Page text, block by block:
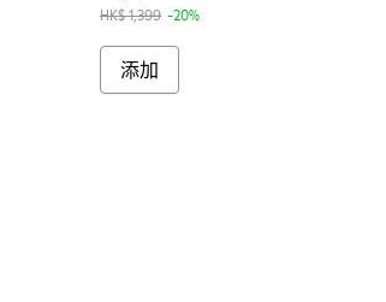
HK$ 1,399 -20%
添加